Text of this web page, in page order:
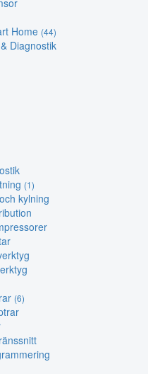
Home (44)
Diagnostik
(1)
kylning
(6)